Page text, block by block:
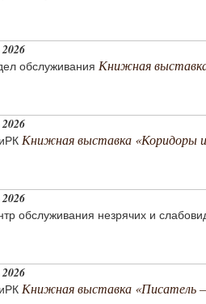
обслуживания Книжная
Книжная выставка «Коридоры
обслуживания незрячих и
Книжная выставка «Писатель